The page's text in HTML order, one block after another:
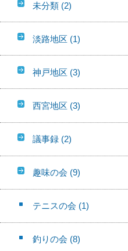
未分類 (2)
淡路地区 (1)
神戸地区 (3)
西宮地区 (3)
議事録 (2)
趣味の会 (9)
テニスの会 (1)
釣りの会 (8)